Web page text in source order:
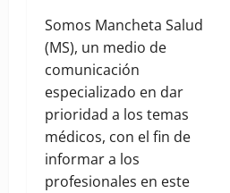
Somos Mancheta Salud
(MS), un medio de
comunicación
especializado en dar
prioridad a los temas
médicos, con el fin de
informar a los
profesionales en este